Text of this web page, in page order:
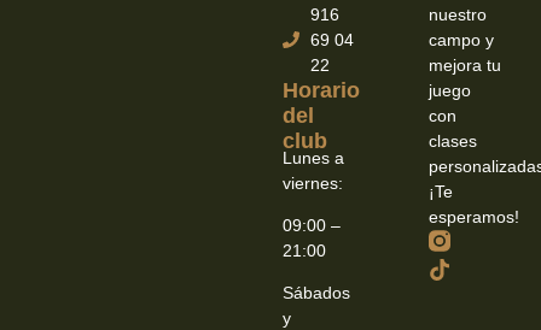
nuestro
campo y
mejora tu
juego
con
clases
¡Te
esperamos!
916
69 04
22
Horario
del
club
Lunes a
viernes:
09:00 –
21:00
Sábados
y